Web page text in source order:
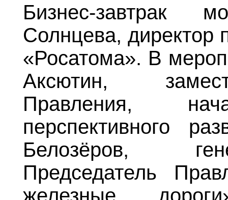
Бизнес-завтрак
Солнцева, директор
«Росатома». В
Аксютин,
Правления,
перспективного
Белозёров,
Председатель
железные